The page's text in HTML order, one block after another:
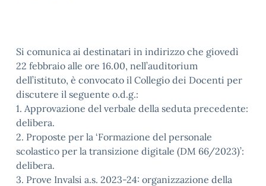
Si comunica ai destinatari in indirizzo che giovedì
22 febbraio alle ore 16.00, nell’auditorium
dell’istituto, è convocato il Collegio dei Docenti per
discutere il seguente o.d.g.:
1. Approvazione del verbale della seduta precedente:
delibera.
2. Proposte per la ‘Formazione del personale
scolastico per la transizione digitale (DM 66/2023)’:
delibera.
3. Prove Invalsi a.s. 2023-24: organizzazione della